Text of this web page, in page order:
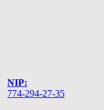
NIP:
774-294-27-35